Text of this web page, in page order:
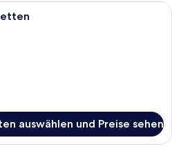
Ein Hotelzimmer mit zwei Betten,
auswählen und Preise sehen